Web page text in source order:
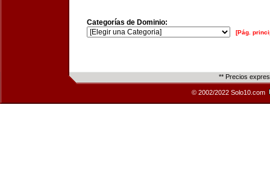
Categorías de Dominio:
[Pág.
** Precios
© 2002/2022 Solo10.com